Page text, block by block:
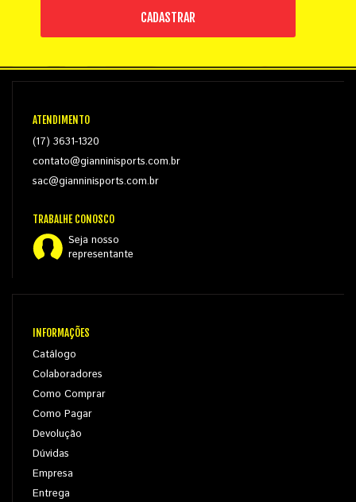
CADASTRAR
ATENDIMENTO
(17) 3631-1320
contato@gianninisports.com.br
sac@gianninisports.com.br
TRABALHE CONOSCO
Seja nosso
representante
INFORMAÇÕES
Catálogo
Colaboradores
Como Comprar
Como Pagar
Devolução
Dúvidas
Empresa
Entrega